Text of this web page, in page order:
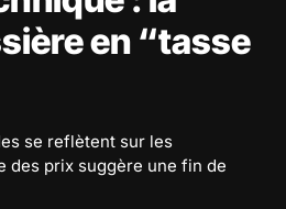
en “tasse
se reflètent sur les
des prix suggère une fin de